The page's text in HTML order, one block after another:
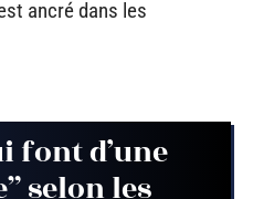
ancré dans les
font d’une
selon les